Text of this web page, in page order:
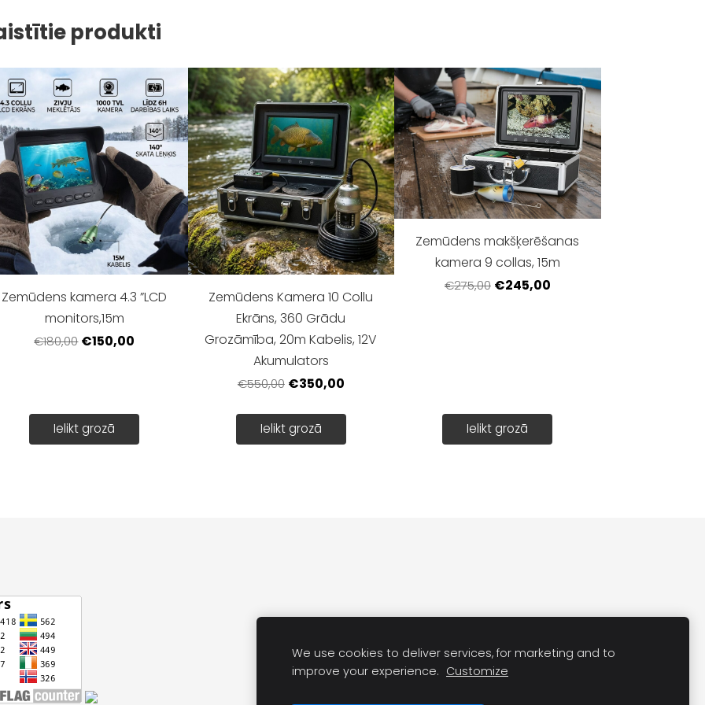
produkti
Zemūdens kamera 4.3 ”LCD
monitors,15m
€180,00 €150,00
Ielikt grozā
Zemūdens Kamera 10 Collu
Ekrāns, 360 Grādu
Grozāmība, 20m Kabelis, 12V
Akumulators
€550,00 €350,00
Ielikt grozā
Zemūdens makšķerēšanas
kamera 9 collas, 15m
€275,00 €245,00
Ielikt grozā
We use cookies to deliver services, for marketing and to
improve your experience. Customize